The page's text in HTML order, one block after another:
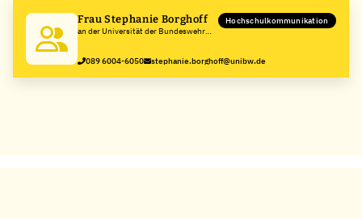
Frau Stephanie Borghoff
an der Universität der Bundeswehr
Hochschulkommunikation
089 6004-6050 stephanie.borghoff@unibw.de